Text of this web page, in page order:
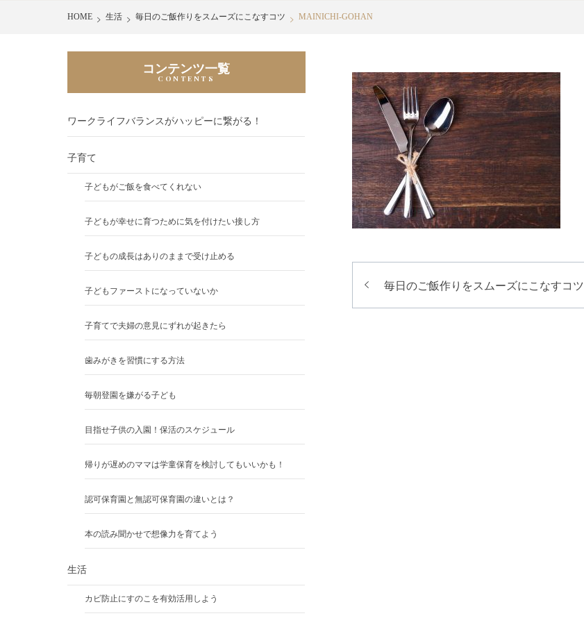
HOME 生活 毎日のご飯作りをスムーズにこなすコツ MAINICHI-GOHAN
稿
毎日のご飯作りをスムーズにこなすコツ
コンテンツ一覧
ワークライフバランスがハッピーに繋がる！
子育て
子どもがご飯を食べてくれない
子どもが幸せに育つために気を付けたい接し方
子どもの成長はありのままで受け止める
子どもファーストになっていないか
子育てで夫婦の意見にずれが起きたら
歯みがきを習慣にする方法
毎朝登園を嫌がる子ども
目指せ子供の入園！保活のスケジュール
帰りが遅めのママは学童保育を検討してもいいかも！
認可保育園と無認可保育園の違いとは？
本の読み聞かせで想像力を育てよう
生活
カビ防止にすのこを有効活用しよう